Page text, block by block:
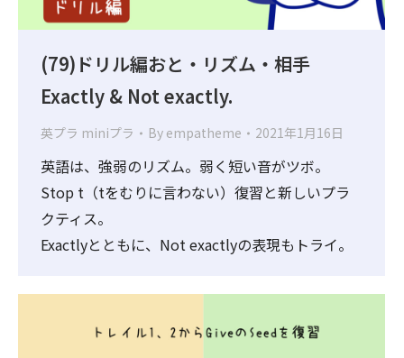
(79)ドリル編おと・リズム・相手
Exactly & Not exactly.
英プラ miniプラ By empatheme 2021年1月16日
英語は、強弱のリズム。弱く短い音がツボ。
Stop t（tをむりに言わない）復習と新しいプラ
クティス。
Exactlyとともに、Not exactlyの表現もトライ。